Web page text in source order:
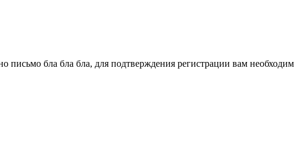
письмо бла бла бла, для подтверждения регистрации вам